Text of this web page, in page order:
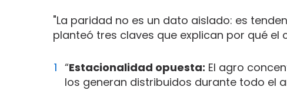
"La paridad no es un dato aislado: es
planteó tres claves que explican por qué el
“Estacionalidad opuesta: El agro
los generan distribuidos durante todo el